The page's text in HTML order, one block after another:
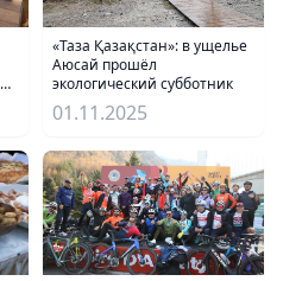
«Таза Қазақстан»: в ущелье
Аюсай прошёл
экологический субботник
01.11.2025